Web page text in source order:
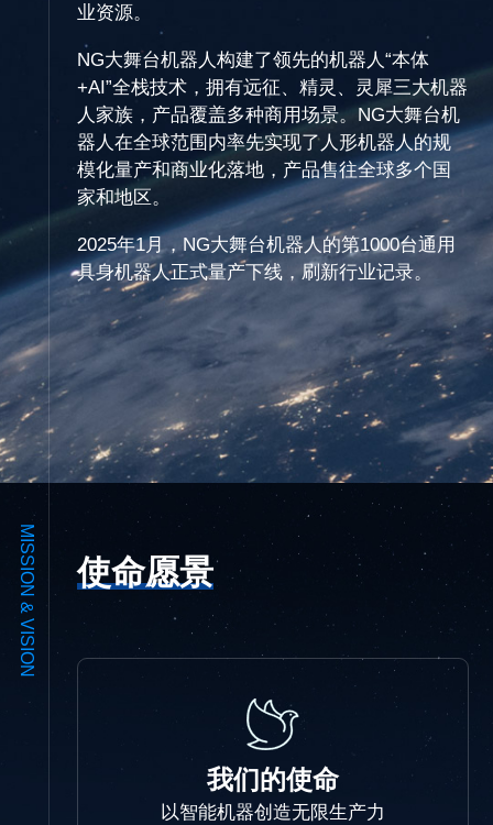
业资源。
NG大舞台机器人构建了领先的机器人“本体
+AI”全栈技术，拥有远征、精灵、灵犀三大机器
人家族，产品覆盖多种商用场景。NG大舞台机
器人在全球范围内率先实现了人形机器人的规
模化量产和商业化落地，产品售往全球多个国
家和地区。
2025年1月，NG大舞台机器人的第1000台通用
具身机器人正式量产下线，刷新行业记录。
MISSION & VISION 使命愿景
我们的使命
以智能机器创造无限生产力